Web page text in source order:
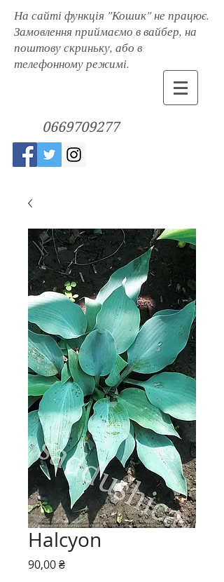
На сайті функція "Кошик" не працює.
Замовлення приймаємо в вайбер, на
поштову скриньку, або в
телефонному режимі.
0669709277
Halcyon
90,00 ₴Цена